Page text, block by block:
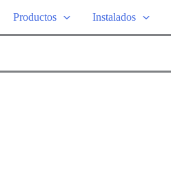
Productos Instalados